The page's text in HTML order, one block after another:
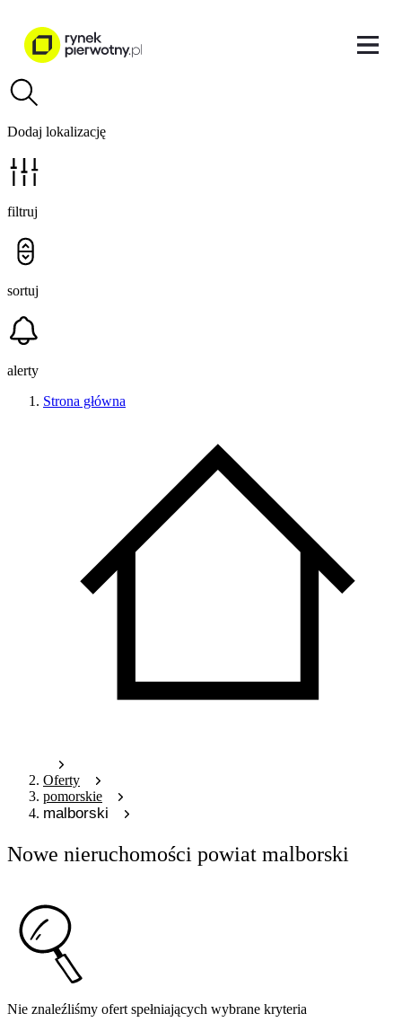
Dodaj lokalizację
filtruj
sortuj
alerty
Strona główna
Oferty
pomorskie
malborski
Nowe nieruchomości powiat malborski
Nie znaleźliśmy ofert spełniających wybrane kryteria